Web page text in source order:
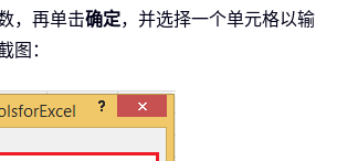
		xArr
( iRow 1, iCol + 1) =
.
，再单击确定，并选择一个单元格以输
图：